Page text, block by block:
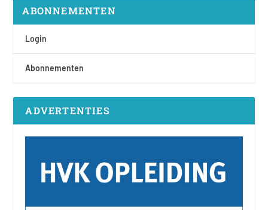
ABONNEMENTEN
Login
Abonnementen
ADVERTENTIES